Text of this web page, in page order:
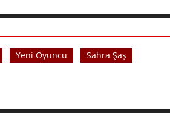
Yeni Oyuncu Sahra Şaş